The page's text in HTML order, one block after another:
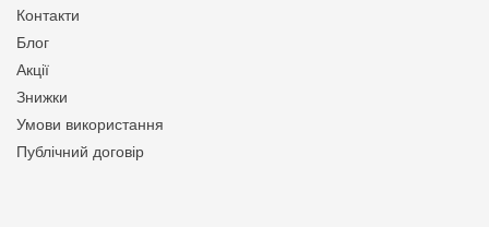
Контакти
Блог
Акції
Знижки
Умови використання
Публічний договір